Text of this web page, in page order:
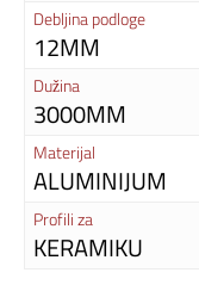
Debljina podloge
12MM
Dužina
3000MM
Materijal
ALUMINIJUM
Profili za
KERAMIKU